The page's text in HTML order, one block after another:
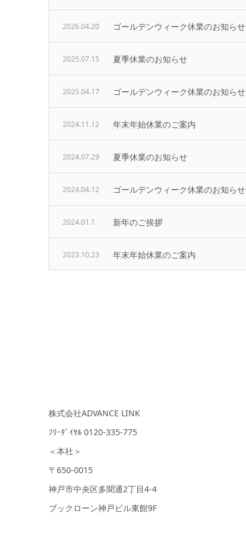
2026.04.20 ゴールデンウィーク休業のお知らせ
2025.07.15 夏季休業のお知らせ
2025.04.17 ゴールデンウィーク休業のお知らせ
2024.11.12 年末年始休業のご案内
2024.07.29 夏季休業のお知らせ
2024.04.12 ゴールデンウィーク休業のお知らせ
2024.01.1 新年のご挨拶
2023.10.23 年末年始休業のご案内
株式会社ADVANCE LINK
ﾌﾘｰﾀﾞｲﾔﾙ 0120-335-775
＜本社＞
〒650-0015
神戸市中央区多聞通2丁目4-4
ブックローン神戸ビル東館9F